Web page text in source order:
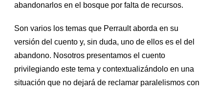
abandonarlos en el bosque por falta de recursos.
Son varios los temas que Perrault aborda en su
versión del cuento y, sin duda, uno de ellos es el del
abandono. Nosotros presentamos el cuento
privilegiando este tema y contextualizándolo en una
situación que no dejará de reclamar paralelismos con